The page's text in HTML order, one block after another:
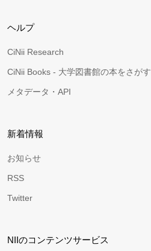
ヘルプ
CiNii Research
CiNii Books - 大学図書館の本をさがす
メタデータ・API
新着情報
お知らせ
RSS
Twitter
NIIのコンテンツサービス